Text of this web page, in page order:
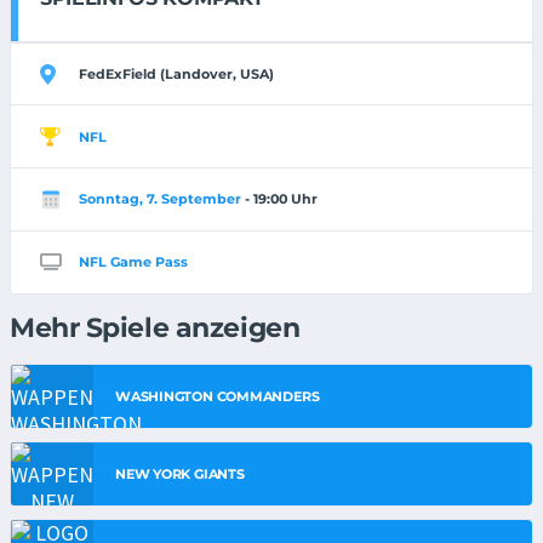
FedExField (Landover, USA)
NFL
Sonntag, 7. September - 19:00 Uhr
NFL Game Pass
Mehr Spiele anzeigen
WASHINGTON COMMANDERS
NEW YORK GIANTS